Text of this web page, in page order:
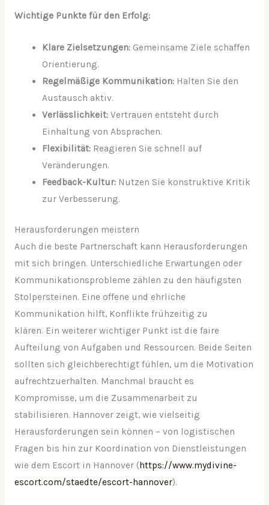
Wichtige Punkte für den Erfolg:
Klare Zielsetzungen: Gemeinsame Ziele schaffen
Orientierung.
Regelmäßige Kommunikation: Halten Sie den
Austausch aktiv.
Verlässlichkeit: Vertrauen entsteht durch
Einhaltung von Absprachen.
Flexibilität: Reagieren Sie schnell auf
Veränderungen.
Feedback-Kultur: Nutzen Sie konstruktive Kritik
zur Verbesserung.
Herausforderungen meistern
Auch die beste Partnerschaft kann Herausforderungen
mit sich bringen. Unterschiedliche Erwartungen oder
Kommunikationsprobleme zählen zu den häufigsten
Stolpersteinen. Eine offene und ehrliche
Kommunikation hilft, Konflikte frühzeitig zu
klären. Ein weiterer wichtiger Punkt ist die faire
Aufteilung von Aufgaben und Ressourcen. Beide Seiten
sollten sich gleichberechtigt fühlen, um die Motivation
aufrechtzuerhalten. Manchmal braucht es
Kompromisse, um die Zusammenarbeit zu
stabilisieren. Hannover zeigt, wie vielseitig
Herausforderungen sein können – von logistischen
Fragen bis hin zur Koordination von Dienstleistungen
wie dem Escort in Hannover (https://www.mydivine-
escort.com/staedte/escort-hannover).